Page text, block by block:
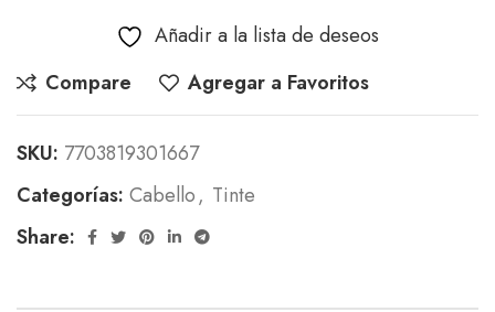
Añadir a la lista de deseos
Compare
Agregar a Favoritos
SKU: 7703819301667
Categorías: Cabello, Tinte
Share: